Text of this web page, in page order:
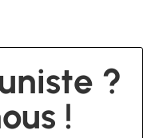
?
!